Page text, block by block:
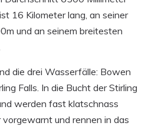
16 Kilometer lang, an seiner
und an seinem breitesten
die drei Wasserfälle: Bowen
Falls. In die Bucht der Stirling
werden fast klatschnass
und rennen in das